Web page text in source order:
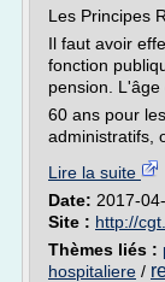
Les Principes
Il faut avoir
fonction
pension.
60 ans pour
administratifs,
Lire la suite
Date: 2017-
Site : http://
Thèmes liés :
hospitaliere /